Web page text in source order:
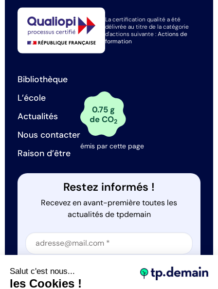
La certification qualité a été
délivrée au titre de la catégorie
d'actions suivante :Actions de
formation
Bibliothèque
L’école
Actualités
Nous contacter
Raison d’être
0.75 g
de CO2
émis par cette page
Restez informés !
Recevez en avant-première toutes les
actualités de tpdemain
Section
Section
J'accepte que tp.demain utilise mes informations
Salut c'est nous...
les Cookies !